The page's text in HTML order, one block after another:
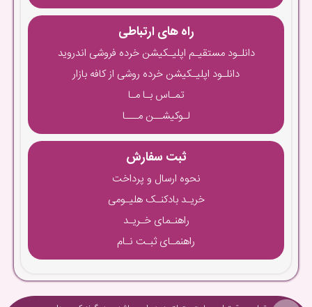
راه های ارتباطی
دانلـود مستقیـم اپلیـکیشن خرده فروشی اندروید
دانلـود اپلیـکیشن خرده روشی از کافه بازار
تمـاس بـا مـا
لـوکیشــن مـــا
ثبت سفارش
نحوه ارسال و پرداخت
خریـد بادکنـک هلیـومی
راهنـمای خـریـد
راهنمـای ثبـت نـام